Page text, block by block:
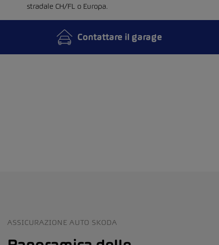
stradale CH/FL o Europa.
Contattare il garage
ASSICURAZIONE AUTO SKODA